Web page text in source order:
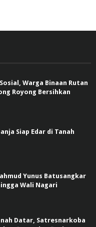
Warga Binaan Rutan
Royong Bersihkan
Siap Edar di Tanah
Yunus Batusangkar
Wali Nagari
Datar, Satresnarkoba